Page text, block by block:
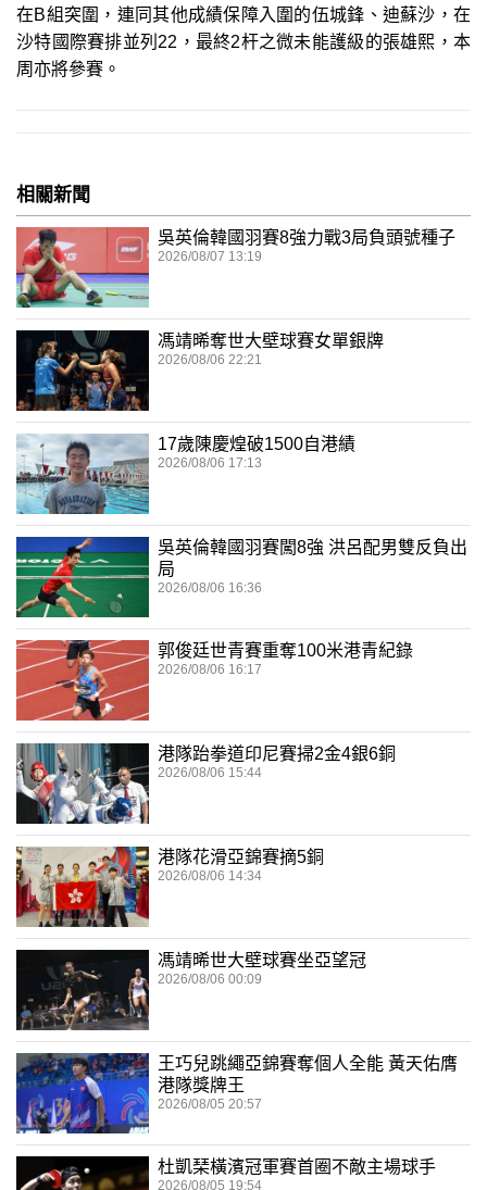
在B組突圍，連同其他成績保障入圍的伍城鋒、迪蘇沙，在
沙特國際賽排並列22，最終2杆之微未能護級的張雄熙，本
周亦將參賽。
相關新聞
吳英倫韓國羽賽8強力戰3局負頭號種子
2026/08/07 13:19
馮靖晞奪世大壁球賽女單銀牌
2026/08/06 22:21
17歲陳慶煌破1500自港績
2026/08/06 17:13
吳英倫韓國羽賽闖8強 洪呂配男雙反負出
局
2026/08/06 16:36
郭俊廷世青賽重奪100米港青紀錄
2026/08/06 16:17
港隊跆拳道印尼賽掃2金4銀6銅
2026/08/06 15:44
港隊花滑亞錦賽摘5銅
2026/08/06 14:34
馮靖晞世大壁球賽坐亞望冠
2026/08/06 00:09
王巧兒跳繩亞錦賽奪個人全能 黃天佑膺
港隊獎牌王
2026/08/05 20:57
杜凱琹橫濱冠軍賽首圈不敵主場球手
2026/08/05 19:54